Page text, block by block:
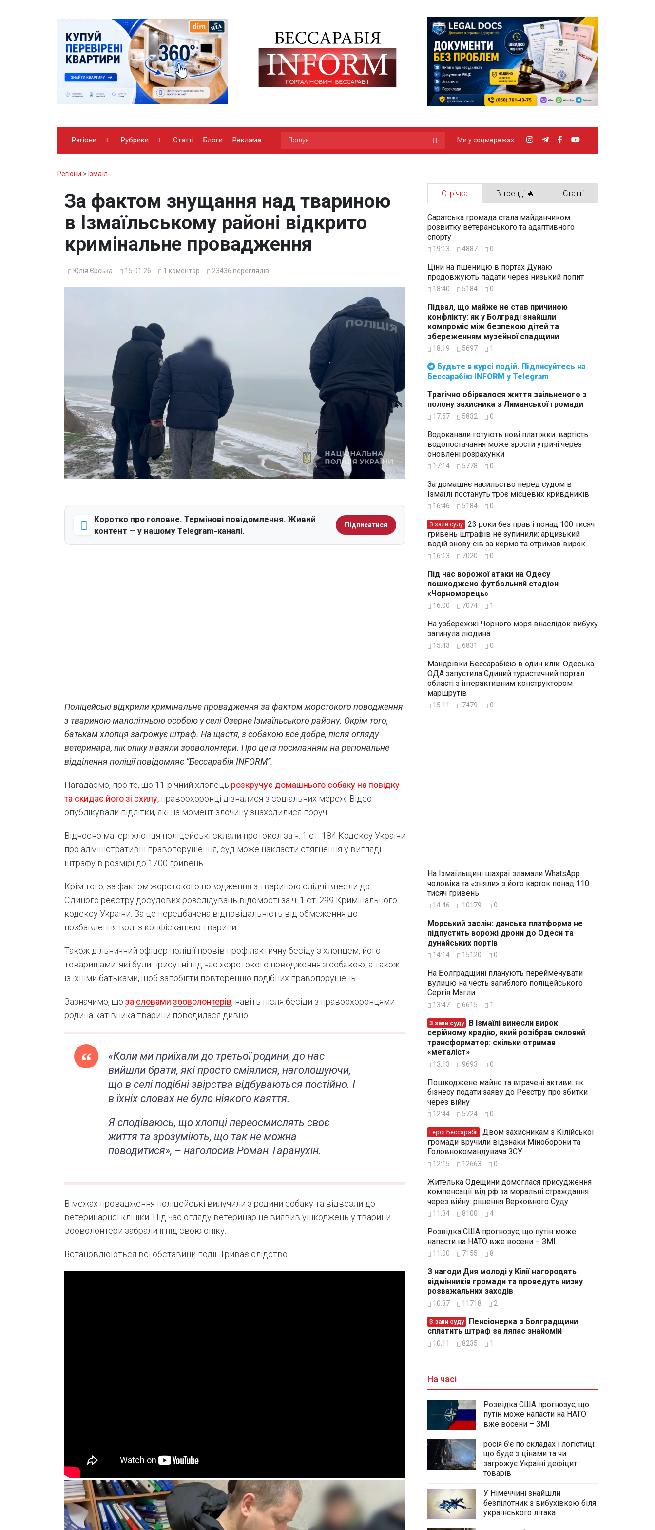
Регіони Рубрики Статті Блоги Реклама Ми у соцмережах:
Регіони > Ізмаїл
За фактом знущання над твариною
в Ізмаїльському районі відкрито
кримінальне провадження
Юлія Єрська 15.01.26 1 коментар 23436 переглядів
Коротко про головне. Термінові повідомлення. Живий
контент — у нашому Telegram-каналі.
Підписатися
Поліцейські відкрили кримінальне провадження за фактом жорстокого поводження
з твариною малолітньою особою у селі Озерне Ізмаїльського району. Окрім того,
батькам хлопця загрожує штраф. На щастя, з собакою все добре, після огляду
ветеринара, пік опіку її взяли зооволонтери. Про це із посиланням на регіональне
відділення поліції повідомляє “Бессарабія INFORM”.
Нагадаємо, про те, що 11-річний хлопець розкручує домашнього собаку на повідку
та скидає його зі схилу, правоохоронці дізналися з соціальних мереж. Відео
опублікували підлітки, які на момент злочину знаходилися поруч.
Відносно матері хлопця поліцейські склали протокол за ч. 1 ст. 184 Кодексу України
про адміністративні правопорушення, суд може накласти стягнення у вигляді
штрафу в розмірі до 1700 гривень.
Крім того, за фактом жорстокого поводження з твариною слідчі внесли до
Єдиного реєстру досудових розслідувань відомості за ч. 1 ст. 299 Кримінального
кодексу України. За це передбачена відповідальність від обмеження до
позбавлення волі з конфіскацією тварини.
Також дільничний офіцер поліції провів профілактичну бесіду з хлопцем, його
товаришами, які були присутні під час жорстокого поводження з собакою, а також
із їхніми батьками, щоб запобігти повторенню подібних правопорушень.
Зазначимо, що за словами зооволонтерів, навіть після бесіди з правоохоронцями
родина катівника тварини поводилася дивно.
«Коли ми приїхали до третьої родини, до нас
вийшли брати, які просто сміялися, наголошуючи,
що в селі подібні звірства відбуваються постійно. І
в їхніх словах не було ніякого каяття.
Я сподіваюсь, що хлопці переосмислять своє
життя та зрозуміють, що так не можна
поводитися», – наголосив Роман Таранухін.
В межах провадження поліцейські вилучили з родини собаку та відвезли до
ветеринарної клініки. Під час огляду ветеринар не виявив ушкоджень у тварини.
Зооволонтери забрали її під свою опіку.
Встановлюються всі обставини події. Триває слідство.
Стрічка В тренді 🔥 Статті
Бессарабію INFORM у Telegram
Саратська громада стала майданчиком
розвитку ветеранського та адаптивного
спорту
19:13 4887 0
Ціни на пшеницю в портах Дунаю
продовжують падати через низький попит
18:40 5184 0
Підвал, що майже не став причиною
конфлікту: як у Болграді знайшли
компроміс між безпекою дітей та
збереженням музейної спадщини
18:19 5697 1
Трагічно обірвалося життя звільненого з
полону захисника з Лиманської громади
17:57 5832 0
Водоканали готують нові платіжки: вартість
водопостачання може зрости утричі через
оновлені розрахунки
17:14 5778 0
За домашнє насильство перед судом в
Ізмаїлі постануть троє місцевих кривдників
16:46 5184 0
З зали суду
гривень штрафів не зупинили: арцизький
водій знову сів за кермо та отримав вирок
16:13 7020 0
Під час ворожої атаки на Одесу
пошкоджено футбольний стадіон
«Чорноморець»
16:00 7074 1
На узбережжі Чорного моря внаслідок вибуху
загинула людина
15:43 6831 0
Мандрівки Бессарабією в один клік: Одеська
ОДА запустила Єдиний туристичний портал
області з інтерактивним конструктором
маршрутів
15:11 7479 0
На Ізмаїльщині шахраї зламали WhatsApp
чоловіка та «зняли» з його карток понад 110
тисяч гривень
14:46 10179 0
Морський заслін: данська платформа не
підпустить ворожі дрони до Одеси та
дунайських портів
14:14 15120 0
На Болградщині планують перейменувати
вулицю на честь загиблого поліцейського
Сергія Магли
13:47 6615 1
З зали суду
серійному крадію, який розібрав силовий
трансформатор: скільки отримав
«металіст»
13:13 9693 0
Пошкоджене майно та втрачені активи: як
бізнесу подати заяву до Реєстру про збитки
через війну
12:44 5724 0
Герої Бессарабії
громади вручили відзнаки Міноборони та
Головнокомандувача ЗСУ
12:15 12663 0
Жителька Одещини домоглася присудження
компенсації від рф за моральні страждання
через війну: рішення Верховного Суду
11:34 8100 4
Розвідка США прогнозує, що путін може
напасти на НАТО вже восени – ЗМІ
11:00 7155 8
З нагоди Дня молоді у Кілії нагородять
відмінників громади та проведуть низку
розважальних заходів
10:37 11718 2
З зали суду
сплатить штраф за ляпас знайомій
10:11 8235 1
На часі
Розвідка США прогнозує, що
путін може напасти на НАТО
вже восени – ЗМІ
росія б’є по складах і логістиці:
що буде з цінами та чи
загрожує Україні дефіцит
товарів
У Німеччині знайшли
безпілотник з вибухівкою біля
українського літака